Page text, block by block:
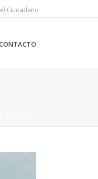
Ciudadano
CONTACTO